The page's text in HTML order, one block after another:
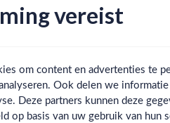
Ben
vereist
om content en advertenties te
Ook delen we
Deze partners kunnen deze
op basis van uw gebruik van hun